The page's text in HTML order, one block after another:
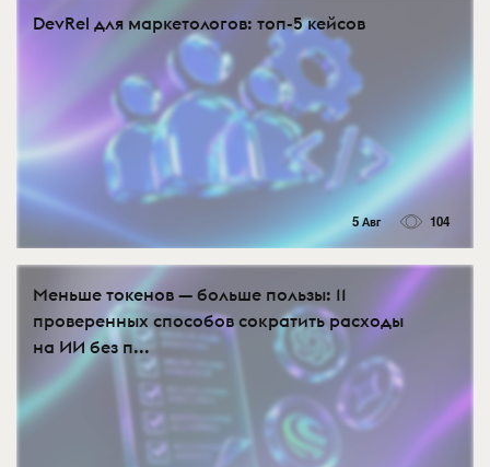
DevRel для маркетологов: топ-5 кейсов
5 Авг 104
Меньше токенов — больше пользы: 11
проверенных способов сократить расходы
на ИИ без п...